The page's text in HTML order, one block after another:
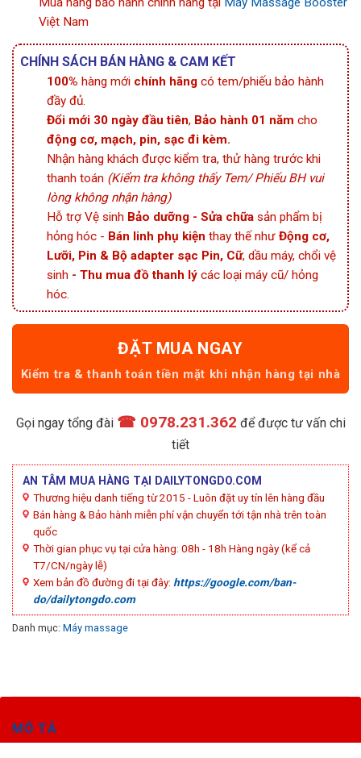
Việt Nam
CHÍNH SÁCH BÁN HÀNG & CAM KẾT
100% hàng mới chính hãng có tem/phiếu bảo hành
đầy đủ.
Đổi mới 30 ngày đầu tiên, Bảo hành 01 năm cho
động cơ, mạch, pin, sạc đi kèm.
Nhận hàng khách được kiểm tra, thử hàng trước khi
thanh toán (Kiểm tra không thấy Tem/ Phiếu BH vui
lòng không nhận hàng)
Hỗ trợ Vệ sinh Bảo dưỡng - Sửa chữa sản phẩm bị
hỏng hóc - Bán linh phụ kiện thay thế như Động cơ,
Lưỡi, Pin & Bộ adapter sạc Pin, Cữ, dầu máy, chổi vệ
sinh - Thu mua đồ thanh lý các loại máy cũ/ hỏng
hóc.
ĐẶT MUA NGAY
Gọi ngay tổng đài ☎ 0978.231.362 để được tư vấn chi
tiết
AN TÂM MUA HÀNG TẠI DAILYTONGDO.COM
Thương hiệu danh tiếng từ 2015 - Luôn đặt uy tín lên hàng đầu
Bán hàng & Bảo hành miễn phí vận chuyển tới tận nhà trên toàn
quốc
Thời gian phục vụ tại cửa hàng: 08h - 18h Hàng ngày (kể cả
T7/CN/ngày lễ)
Xem bản đồ đường đi tại đây: https://google.com/ban-
do/dailytongdo.com
Danh mục: Máy massage
MÔ TẢ